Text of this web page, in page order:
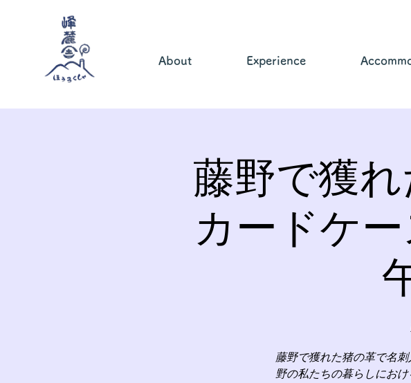
About Experience
藤野で獲れ
カードケ
藤野で獲れた猪の革で名
野の私たちの暮らしにお